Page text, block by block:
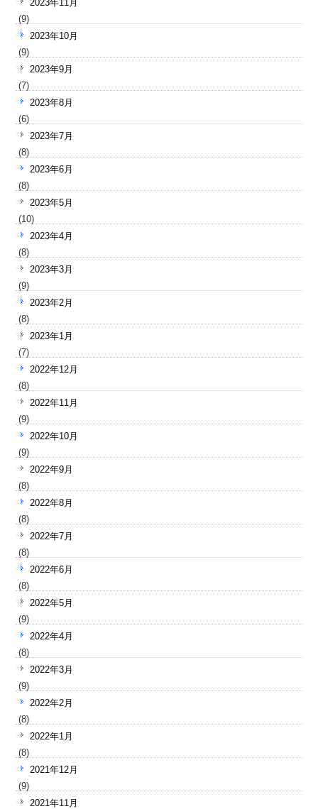
2023年11月
(9)
2023年10月
(9)
2023年9月
(7)
2023年8月
(6)
2023年7月
(8)
2023年6月
(8)
2023年5月
(10)
2023年4月
(8)
2023年3月
(9)
2023年2月
(8)
2023年1月
(7)
2022年12月
(8)
2022年11月
(9)
2022年10月
(9)
2022年9月
(8)
2022年8月
(8)
2022年7月
(8)
2022年6月
(8)
2022年5月
(9)
2022年4月
(8)
2022年3月
(9)
2022年2月
(8)
2022年1月
(8)
2021年12月
(9)
2021年11月